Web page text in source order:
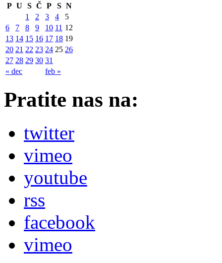
P U S Č P S N
« dec feb »
1 2 3 4
5
6
7 8 9 10 11 12
13 14 15 16 17 18 19
20 21 22 23 24 25 26
27 28 29 30 31
Pratite nas na:
twitter
vimeo
youtube
rss
facebook
vimeo